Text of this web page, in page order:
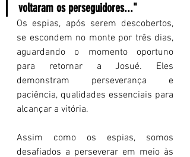
voltaram os perseguidores..."
Os espias, após serem descobertos,
se escondem no monte por três dias,
aguardando o momento oportuno
para retornar a Josué. Eles
demonstram perseverança e
paciência, qualidades essenciais para
alcançar a vitória.
Assim como os espias, somos
desafiados a perseverar em meio às